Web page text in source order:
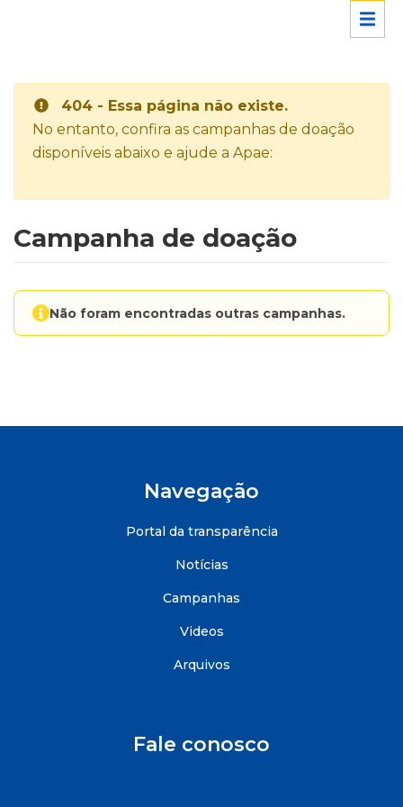
404 - Essa página não existe.
No entanto, confira as campanhas de doação
disponíveis abaixo e ajude a Apae:
Campanha de doação
Não foram encontradas outras campanhas.
Navegação
Portal da transparência
Notícias
Campanhas
Videos
Arquivos
Fale conosco